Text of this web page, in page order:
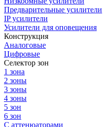
Предварительные усилители
IP усилители
Усилители для оповещения
Конструкция
Аналоговые
Цифровые
Селектор зон
1 зона
2 зоны
3 зоны
4 зоны
5 зон
6 зон
С аттенюаторами